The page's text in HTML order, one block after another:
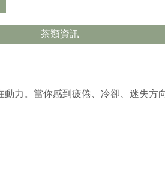
茶類資訊
力。當你感到疲倦、冷卻、迷失方